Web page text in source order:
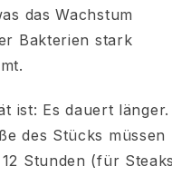
das Wachstum
Bakterien stark
ist: Es dauert
des Stücks müssen
Stunden (für